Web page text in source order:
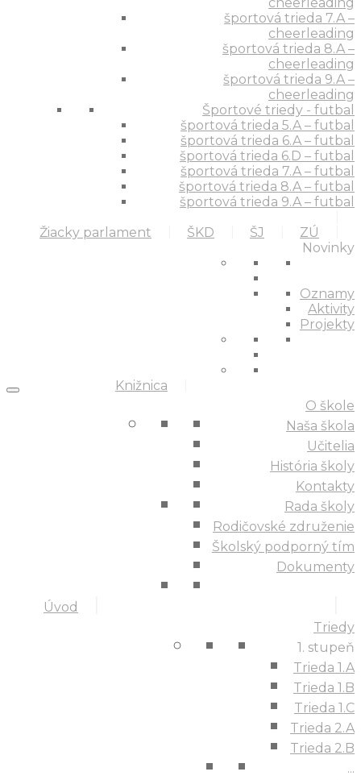
športová trieda 7.A –
cheerleading
športová trieda 8.A –
cheerleading
športová trieda 9.A –
cheerleading
Športové triedy - futbal
športová trieda 5.A – futbal
športová trieda 6.A – futbal
športová trieda 6.D – futbal
športová trieda 7.A – futbal
športová trieda 8.A – futbal
športová trieda 9.A – futbal
Žiacky parlament
ŠKD ŠJ ZÚ
Knižnica
Novinky
Oznamy
Aktivity
Projekty
Úvod
O škole
Naša škola
Učitelia
História školy
Kontakty
Rada školy
Rodičovské združenie
Školský podporný tím
Dokumenty
Triedy
1. stupeň
Trieda 1.A
Trieda 1.B
Trieda 1.C
Trieda 2.A
Trieda 2.B
...